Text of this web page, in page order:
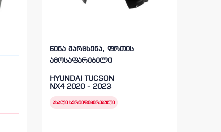
წინა მარცხენა, ფრთის
ამოსაფარებელი
HYUNDAI TUCSON
NX4 2020 - 2023
ახალი სერტიფიცირებული